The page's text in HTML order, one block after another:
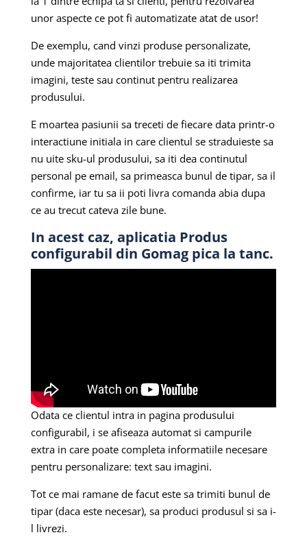
unor aspecte ce pot fi automatizate atat de usor!
De exemplu, cand vinzi produse personalizate,
unde majoritatea clientilor trebuie sa iti trimita
imagini, teste sau continut pentru realizarea
produsului.
E moartea pasiunii sa treceti de fiecare data printr-o
interactiune initiala in care clientul se straduieste sa
nu uite sku-ul produsului, sa iti dea continutul
personal pe email, sa primeasca bunul de tipar, sa il
confirme, iar tu sa ii poti livra comanda abia dupa
ce au trecut cateva zile bune.
In acest caz, aplicatia Produs
configurabil din Gomag pica la tanc.
Odata ce clientul intra in pagina produsului
configurabil, i se afiseaza automat si campurile
extra in care poate completa informatiile necesare
pentru personalizare: text sau imagini.
Tot ce mai ramane de facut este sa trimiti bunul de
tipar (daca este necesar), sa produci produsul si sa i-
l livrezi.